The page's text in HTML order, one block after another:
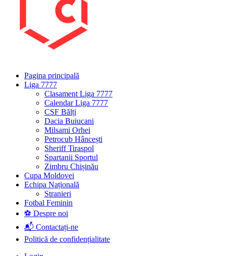
Pagina principală
Liga 7777
Clasament Liga 7777
Calendar Liga 7777
CSF Bălți
Dacia Buiucani
Milsami Orhei
Petrocub Hâncești
Sheriff Tiraspol
Spartanii Sportul
Zimbru Chișinău
Cupa Moldovei
Echipa Națională
Stranieri
Fotbal Feminin
⚽ Despre noi
📬 Contactați-ne
Politică de confidențialitate